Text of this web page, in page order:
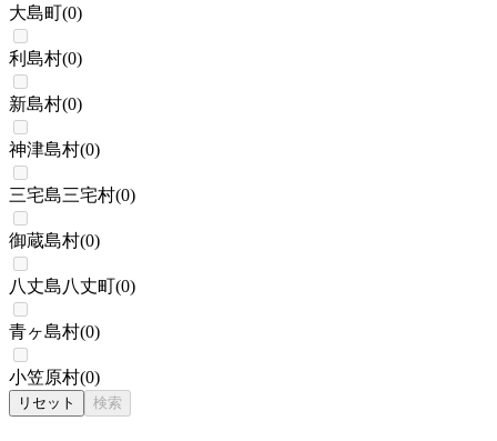
大島町(0)
利島村(0)
新島村(0)
神津島村(0)
三宅島三宅村(0)
御蔵島村(0)
八丈島八丈町(0)
青ヶ島村(0)
小笠原村(0)
リセット 検索